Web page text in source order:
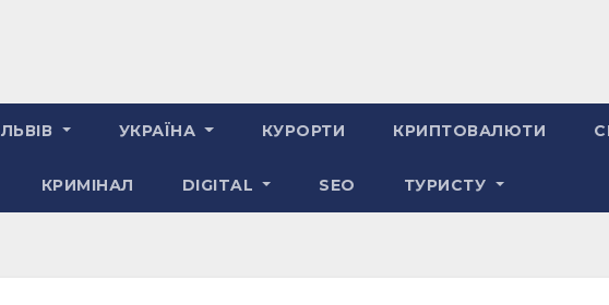
ЛЬВІВ УКРАЇНА КУРОРТИ КРИПТОВАЛЮТИ
КРИМІНАЛ DIGITAL SEO ТУРИСТУ